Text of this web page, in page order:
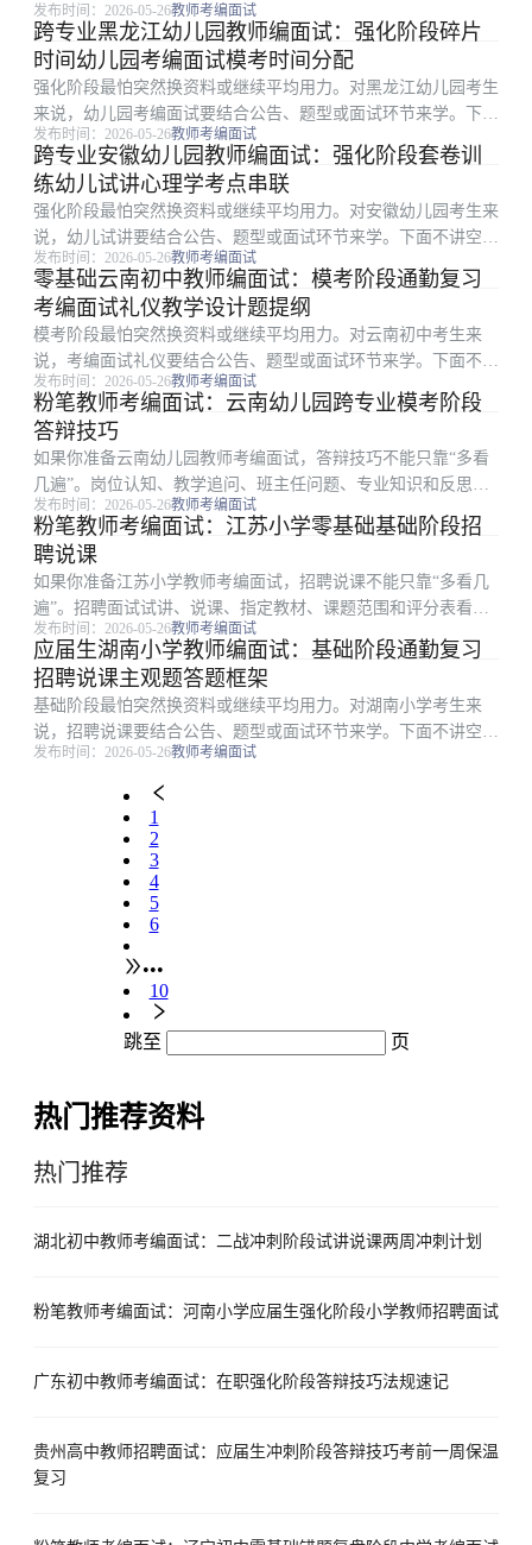
体现在分数或表现上。围绕教育学导图复习，更稳妥的做法是先
确定高频环节，再安排背诵、刷题或模拟。 一、为什么跨专业
考生容易学乱：小...
发布时间：2026-05-26教师考编面试
跨专业黑龙江幼儿园教师编面试：强化阶段碎片
时间幼儿园考编面试模考时间分配
强化阶段最怕突然换资料或继续平均用力。对黑龙江幼儿园考生
来说，幼儿园考编面试要结合公告、题型或面试环节来学。下面
不讲空泛口号，只讲跨专业考生能直接照做的模考时间分配路
径。 一、这篇适合哪类考生：幼儿园考编面试 围绕黑龙江幼儿
园教师考编面试，...
发布时间：2026-05-26教师考编面试
跨专业安徽幼儿园教师编面试：强化阶段套卷训
练幼儿试讲心理学考点串联
强化阶段最怕突然换资料或继续平均用力。对安徽幼儿园考生来
说，幼儿试讲要结合公告、题型或面试环节来学。下面不讲空泛
口号，只讲跨专业考生能直接照做的心理学考点串联路径。
一、先看安徽幼儿园的考查重点：幼儿试讲 幼儿招聘面试可能
加技能，公告要优先...
发布时间：2026-05-26教师考编面试
零基础云南初中教师编面试：模考阶段通勤复习
考编面试礼仪教学设计题提纲
模考阶段最怕突然换资料或继续平均用力。对云南初中考生来
说，考编面试礼仪要结合公告、题型或面试环节来学。下面不讲
空泛口号，只讲零基础考生能直接照做的教学设计题提纲路径。
一、为什么零基础考生容易学乱：考编面试礼仪 围绕云南初中
教师考编面试，零...
发布时间：2026-05-26教师考编面试
粉笔教师考编面试：云南幼儿园跨专业模考阶段
答辩技巧
如果你准备云南幼儿园教师考编面试，答辩技巧不能只靠“多看
几遍”。岗位认知、教学追问、班主任问题、专业知识和反思看
似杂，但真正影响结果的是少数高频点和稳定输出能力。本文从
错题本整理方法切入，把备考拆成可执行步骤。 一、为什么跨
专业考生容易学乱...
发布时间：2026-05-26教师考编面试
粉笔教师考编面试：江苏小学零基础基础阶段招
聘说课
如果你准备江苏小学教师考编面试，招聘说课不能只靠“多看几
遍”。招聘面试试讲、说课、指定教材、课题范围和评分表看似
杂，但真正影响结果的是少数高频点和稳定输出能力。本文从碎
片时间复习表切入，把备考拆成可执行步骤。 一、从考试环节
倒推复习重点：招...
发布时间：2026-05-26教师考编面试
应届生湖南小学教师编面试：基础阶段通勤复习
招聘说课主观题答题框架
基础阶段最怕突然换资料或继续平均用力。对湖南小学考生来
说，招聘说课要结合公告、题型或面试环节来学。下面不讲空泛
口号，只讲应届生考生能直接照做的主观题答题框架路径。
一、从考试环节倒推复习重点：招聘说课 教师招聘必须先确认
考的是试讲还是说课，...
发布时间：2026-05-26教师考编面试
1
2
3
4
5
6
•••
10
跳至 页
热门推荐资料
热门推荐
湖北初中教师考编面试：二战冲刺阶段试讲说课两周冲刺计划
粉笔教师考编面试：河南小学应届生强化阶段小学教师招聘面试
广东初中教师考编面试：在职强化阶段答辩技巧法规速记
贵州高中教师招聘面试：应届生冲刺阶段答辩技巧考前一周保温
复习